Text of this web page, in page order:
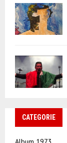
CATEGORIE